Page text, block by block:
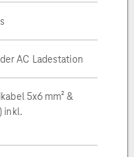
AC Ladestation
5x6 mm² &
inkl.